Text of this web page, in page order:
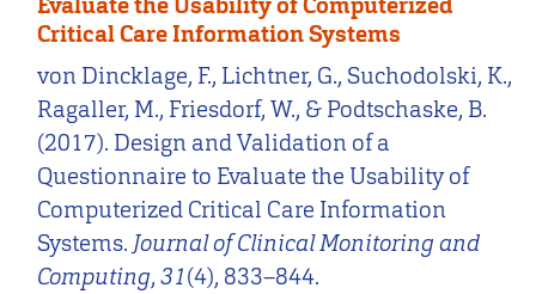
Critical Care Information Systems
von Dincklage, F., Lichtner, G., Suchodolski, K.,
Ragaller, M., Friesdorf, W., & Podtschaske, B.
(2017). Design and Validation of a
Questionnaire to Evaluate the Usability of
Computerized Critical Care Information
Systems. Journal of Clinical Monitoring and
Computing,31(4), 833–844.